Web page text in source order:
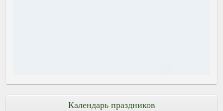
Календарь праздников